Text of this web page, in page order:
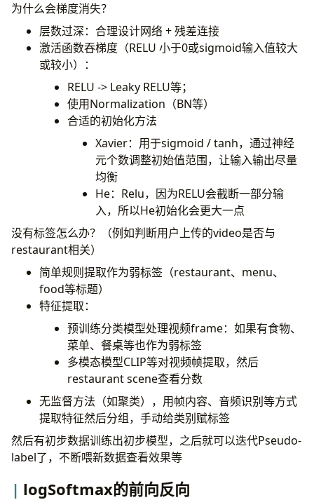
为什么会梯度消失？
层数过深：合理设计网络 + 残差连接
激活函数吞梯度（RELU 小于0或sigmoid输入值较大
或较小）：
RELU -> Leaky RELU等；
使用Normalization（BN等）
合适的初始化方法
Xavier：用于sigmoid / tanh，通过神经
元个数调整初始值范围，让输入输出尽量
均衡
He：Relu，因为RELU会截断一部分输
入，所以He初始化会更大一点
没有标签怎么办？（例如判断用户上传的video是否与
restaurant相关）
简单规则提取作为弱标签（restaurant、menu、
food等标题）
特征提取：
预训练分类模型处理视频frame：如果有食物、
菜单、餐桌等也作为弱标签
多模态模型CLIP等对视频帧提取，然后
restaurant scene查看分数
无监督方法（如聚类），用帧内容、音频识别等方式
提取特征然后分组，手动给类别赋标签
然后有初步数据训练出初步模型，之后就可以迭代Pseudo-
label了，不断喂新数据查看效果等
logSoftmax的前向反向